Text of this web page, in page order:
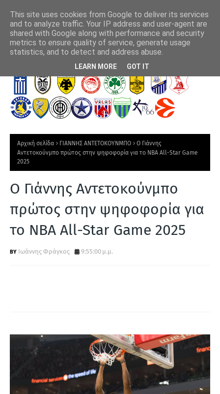
Ε
Υ
Τ
Ν
Ε
της F1: Στον αστερισμό του Παρθένου
Αρχική σελίδα ΓΙΑΝΝΗΣ ΑΝΤΕΤΟΚΟΥΝΜΠΟ
Ο Γιάννης
Αντετοκούνμπο πρώτος στην ψηφοφορία για το NBA All-Star Game
2025
Ο Γιάννης Αντετοκούνμπο
πρώτος στην ψηφοφορία για
το NBA All-Star Game 2025
Ιωάννης Φράγκος 9:55:00 μ.μ.
This site uses cookies from Google to deliver its services
and to analyze traffic. Your IP address and user-agent are
shared with Google along with performance and security
metrics to ensure quality of service, generate usage
statistics, and to detect and address abuse.
LEARN MORE GOT IT